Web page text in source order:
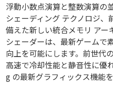
浮動小数点演算と整数演算の
シェーディング テクノロジ、
備えた新しい統合メモリ ア
シェーダーは、最新ゲームで
向上を可能にします。前世代
高速で冷却性能と静音性に優
g の最新グラフィックス機能